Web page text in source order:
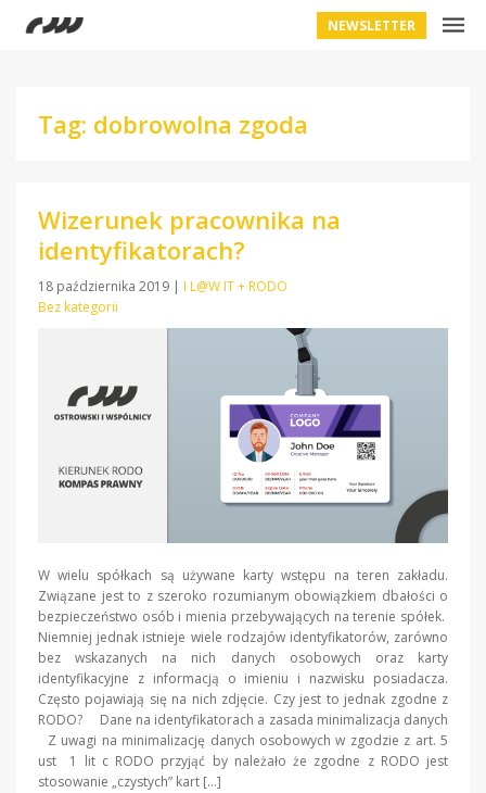
NEWSLETTER
Tag: dobrowolna zgoda
Wizerunek pracownika na
identyfikatorach?
18 października 2019 | I L@W IT + RODO
Bez kategorii
W wielu spółkach są używane karty wstępu na teren zakładu.
Związane jest to z szeroko rozumianym obowiązkiem dbałości o
bezpieczeństwo osób i mienia przebywających na terenie spółek.
Niemniej jednak istnieje wiele rodzajów identyfikatorów, zarówno
bez wskazanych na nich danych osobowych oraz karty
identyfikacyjne z informacją o imieniu i nazwisku posiadacza.
Często pojawiają się na nich zdjęcie. Czy jest to jednak zgodne z
RODO? Dane na identyfikatorach a zasada minimalizacja danych
Z uwagi na minimalizację danych osobowych w zgodzie z art. 5
ust 1 lit c RODO przyjąć by należało że zgodne z RODO jest
stosowanie „czystych” kart […]